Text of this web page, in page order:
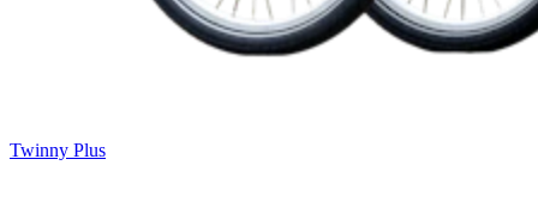
Twinny Plus